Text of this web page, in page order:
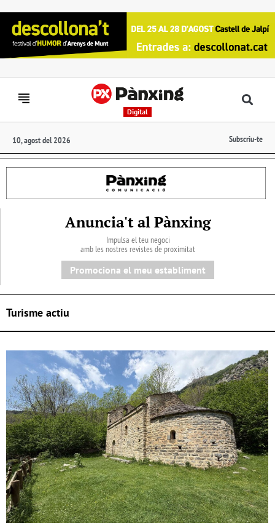
Digital
10, agost del 2026 Subscriu-te
Anuncia't al Pànxing
Impulsa el teu negoci
amb les nostres revistes de proximitat
Promociona el meu establiment
Turisme actiu